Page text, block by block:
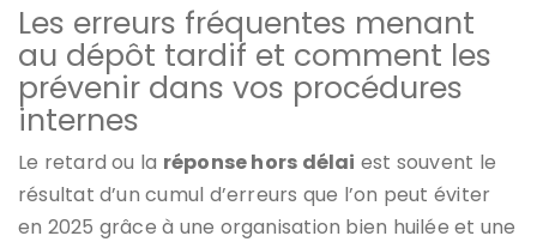
Les erreurs fréquentes menant
au dépôt tardif et comment les
prévenir dans vos procédures
internes
Le retard ou la réponse hors délai est souvent le
résultat d’un cumul d’erreurs que l’on peut éviter
en 2025 grâce à une organisation bien huilée et une